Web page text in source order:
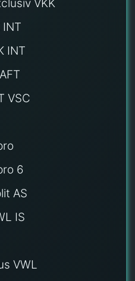
VKK
INT
INT
VSC
6
AS
IS
VWL